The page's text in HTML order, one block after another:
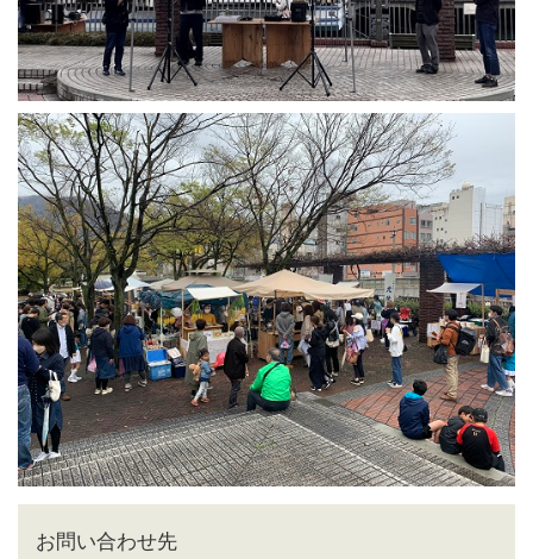
お問い合わせ先